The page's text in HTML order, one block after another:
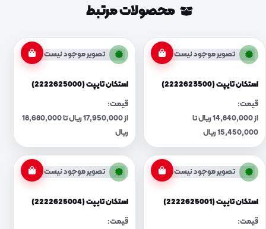
محصولات مرتبط
تصویر موجود نیست
استکان تایپت (2222623500)
قیمت:
از 14,840,000 ریال تا
15,450,000 ریال
تصویر موجود نیست
استکان تایپت (2222625000)
قیمت:
از 17,950,000 ریال تا 18,680,000
ریال
تصویر موجود نیست
استکان تایپت (2222625001)
قیمت:
تصویر موجود نیست
استکان تایپت (2222625004)
قیمت: